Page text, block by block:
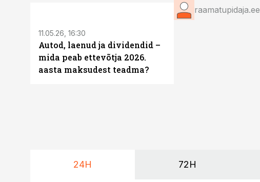
raamatupidaja.ee
11.05.26, 16:30
Autod, laenud ja dividendid –
mida peab ettevõtja 2026.
aasta maksudest teadma?
24H 72H